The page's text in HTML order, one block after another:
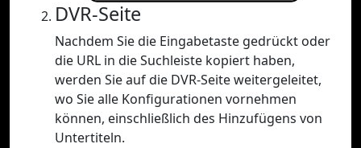
DVR-Seite
Nachdem Sie die Eingabetaste gedrückt oder
die URL in die Suchleiste kopiert haben,
werden Sie auf die DVR-Seite weitergeleitet,
wo Sie alle Konfigurationen vornehmen
können, einschließlich des Hinzufügens von
Untertiteln.